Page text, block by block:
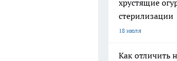
хрустящие
стерилизации
18 июля
Как отличить